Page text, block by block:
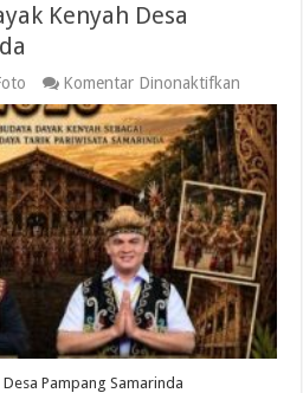
Kenyah Desa
Komentar Dinonaktifkan
Festival
Budaya
Dayak
Kenyah
Desa
Pampang Samarinda